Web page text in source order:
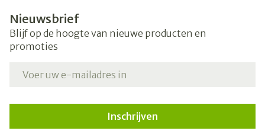
Nieuwsbrief
Blijf op de hoogte van nieuwe producten en
promoties
Inschrijven